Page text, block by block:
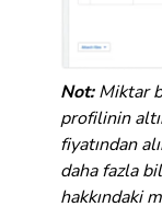
Not:Miktar
profilinin
fiyatından
daha fazla
hakkındaki